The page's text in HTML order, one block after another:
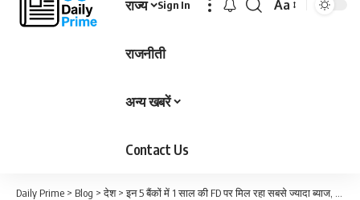
राज्य
राजनीती
अन्य खबरें
Contact Us
Sign In
Font
Aa
Daily Prime > Blog >देश>इन 5 बैंकों में 1 साल की FD पर मिल रहा सबसे ज्यादा ब्याज, जानिए पूरी डिटेल्स…